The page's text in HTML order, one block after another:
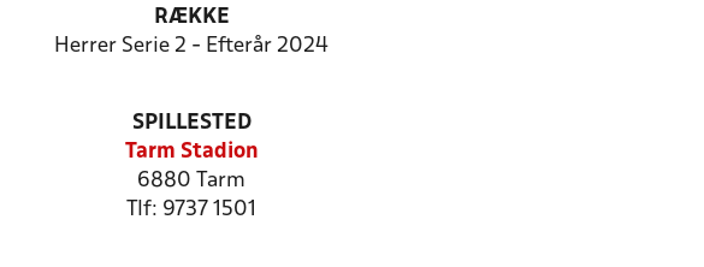
RÆKKE
Herrer Serie 2 - Efterår 2024
SPILLESTED
Tarm Stadion
6880 Tarm
Tlf: 9737 1501